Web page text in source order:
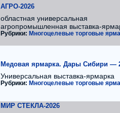
АГРО-2026
областная универсальная
агропромышленная выставка-
Рубрики: Многоцелевые торговые
Медовая ярмарка. Дары Сибири —
Универсальная выставка-ярмарка
Рубрики: Многоцелевые торговые
МИР СТЕКЛА-2026